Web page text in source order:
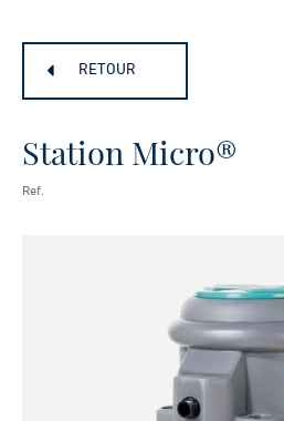
RETOUR
Station Micro®
Ref.